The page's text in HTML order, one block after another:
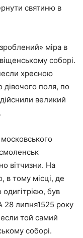
святиню в
міра в
соборі.
хресною
поля, по
великий
вітчизни. На
в тому місці, де
був
28 липня1525 року
той самий
соборі.